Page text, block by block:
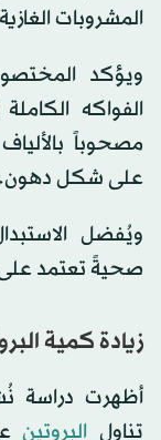
المشروبات
ويؤكد
الفواكه
مصحوباً
على شكل دهون.
ويُفضل
صحيةً تعتمد على
زيادة كمية
أظهرت دراسة
تناول البروتين